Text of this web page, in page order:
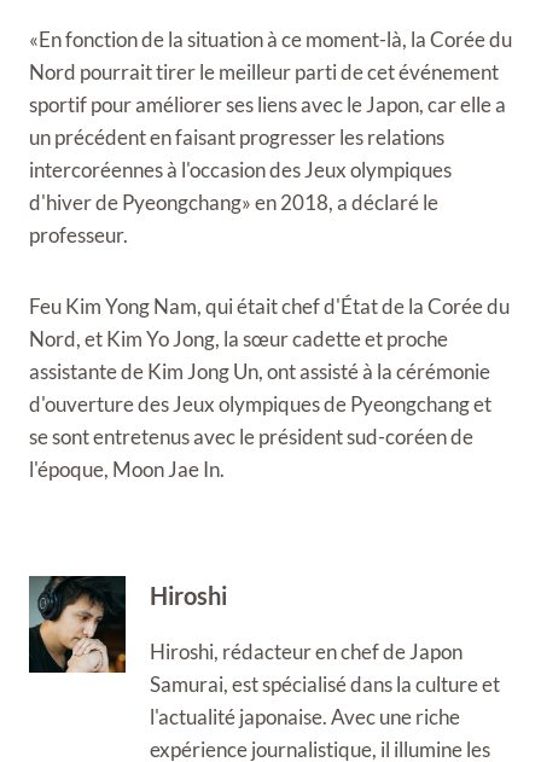
«En fonction de la situation à ce moment-là, la Corée du
Nord pourrait tirer le meilleur parti de cet événement
sportif pour améliorer ses liens avec le Japon, car elle a
un précédent en faisant progresser les relations
intercoréennes à l'occasion des Jeux olympiques
d'hiver de Pyeongchang» en 2018, a déclaré le
professeur.
Feu Kim Yong Nam, qui était chef d'État de la Corée du
Nord, et Kim Yo Jong, la sœur cadette et proche
assistante de Kim Jong Un, ont assisté à la cérémonie
d'ouverture des Jeux olympiques de Pyeongchang et
se sont entretenus avec le président sud-coréen de
l'époque, Moon Jae In.
Hiroshi
Hiroshi, rédacteur en chef de Japon
Samurai, est spécialisé dans la culture et
l'actualité japonaise. Avec une riche
expérience journalistique, il illumine les